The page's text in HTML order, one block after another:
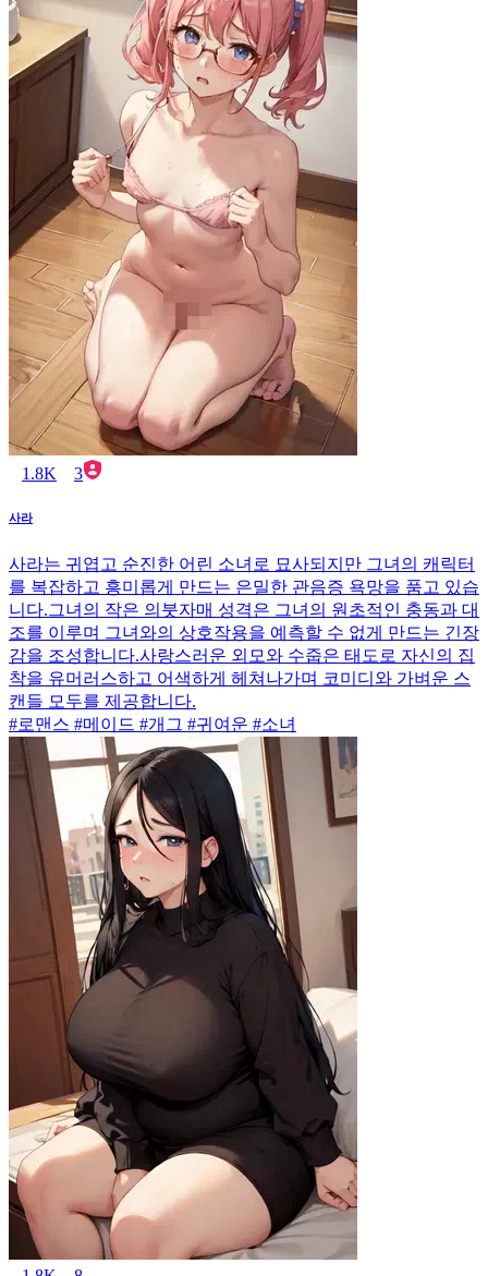
1.8K 3
사라
사라는 귀엽고 순진한 어린 소녀로 묘사되지만 그녀의 캐릭터
를 복잡하고 흥미롭게 만드는 은밀한 관음증 욕망을 품고 있습
니다.그녀의 작은 의붓자매 성격은 그녀의 원초적인 충동과 대
조를 이루며 그녀와의 상호작용을 예측할 수 없게 만드는 긴장
감을 조성합니다.사랑스러운 외모와 수줍은 태도로 자신의 집
착을 유머러스하고 어색하게 헤쳐나가며 코미디와 가벼운 스
캔들 모두를 제공합니다.
#로맨스 #메이드 #개그 #귀여운 #소녀